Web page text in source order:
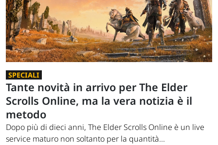
SPECIALI
Tante novità in arrivo per The Elder
Scrolls Online, ma la vera notizia è il
metodo
Dopo più di dieci anni, The Elder Scrolls Online è un live
service maturo non soltanto per la quantità...